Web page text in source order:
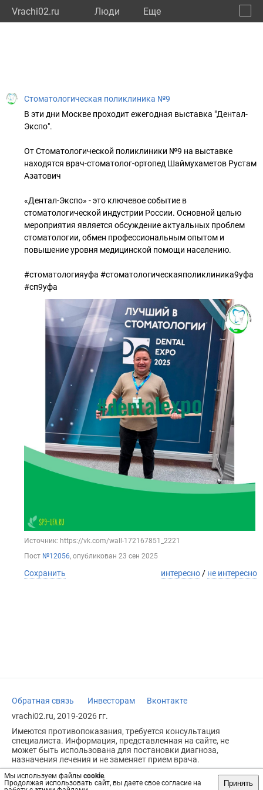
Vrachi02.ru Люди Eще
Мы используем файлы cookie.
Продолжая использовать сайт, вы даете свое согласие на
Принять
Стоматологическая поликлиника №9
В эти дни Москве проходит ежегодная выставка "Дентал-
Экспо".
От Стоматологической поликлиники №9 на выставке
находятся врач-стоматолог-ортопед Шаймухаметов Рустам
Азатович
«Дентал-Экспо» - это ключевое событие в
стоматологической индустрии России. Основной целью
мероприятия является обсуждение актуальных проблем
стоматологии, обмен профессиональным опытом и
повышение уровня медицинской помощи населению.
#стоматологияуфа #стоматологическаяполиклиника9уфа
#сп9уфа
Источник: https://vk.com/wall-172167851_2221
Пост №12056, опубликован 23 сен 2025
Сохранить интересно / не интересно
Обратная связь Инвесторам
Вконтакте
vrachi02.ru, 2019-2026 гг.
Имеются противопоказания, требуется консультация
специалиста. Информация, представленная на сайте, не
может быть использована для постановки диагноза,
назначения лечения и не заменяет прием врача.
Возрастное ограничение: 18+